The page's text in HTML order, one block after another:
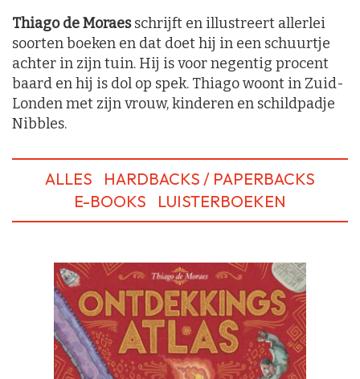
Thiago de Moraesschrijft en illustreert allerlei
soorten boeken en dat doet hij in een schuurtje
achter in zijn tuin. Hij is voor negentig procent
baard en hij is dol op spek. Thiago woont in Zuid-
Londen met zijn vrouw, kinderen en schildpadje
Nibbles.
ALLES
HARDBACKS / PAPERBACKS
E-BOOKS
LUISTERBOEKEN